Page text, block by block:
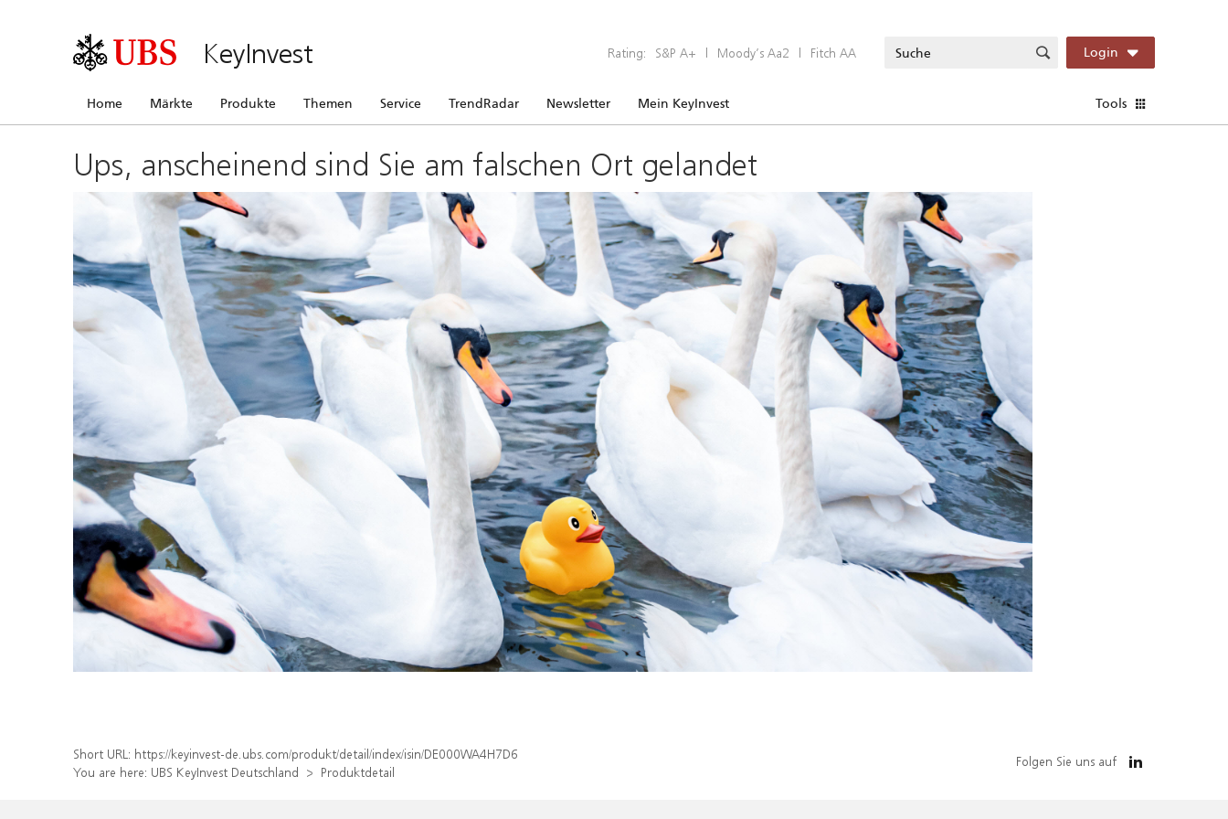
KeyInvest Rating: S&P A+ | Moody’s Aa2 | Fitch AA Login
Home Märkte Produkte Themen Service TrendRadar Newsletter Mein KeyInvest Tools
Ups, anscheinend sind Sie am falschen Ort gelandet
Short URL: https://keyinvest-de.ubs.com/produkt/detail/index/isin/DE000WA4H7D6
You are here: UBS KeyInvest Deutschland Produktdetail
Folgen Sie uns auf